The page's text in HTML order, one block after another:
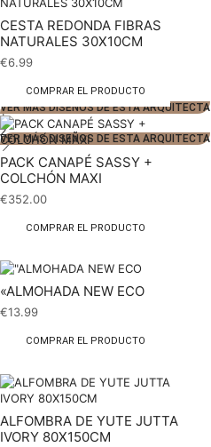
CESTA REDONDA FIBRAS
NATURALES 30X10CM
€6.99
COMPRAR EL PRODUCTO
1
2
VER MÁS DISEÑOS DE ESTA ARQUITECTA
VER MÁS DISEÑOS DE ESTA ARQUITECTA
PACK CANAPÉ SASSY +
COLCHÓN MAXI
€352.00
COMPRAR EL PRODUCTO
«ALMOHADA NEW ECO
€13.99
COMPRAR EL PRODUCTO
ALFOMBRA DE YUTE JUTTA
IVORY 80X150CM